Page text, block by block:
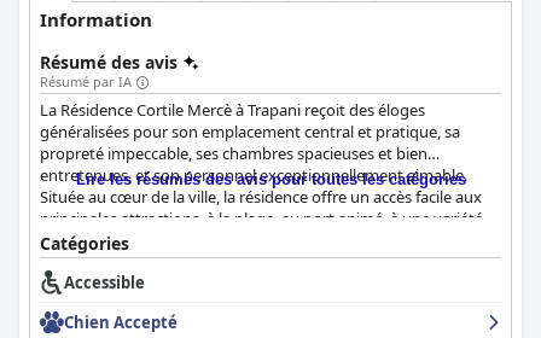
Information
Résumé des avis
Résumé par IA
La Résidence Cortile Mercè à Trapani reçoit des éloges
généralisées pour son emplacement central et pratique, sa
propreté impeccable, ses chambres spacieuses et bien
entretenues, et son personnel exceptionnellement aimable.
Située au cœur de la ville, la résidence offre un accès facile aux
principales attractions, à la plage, au port animé, à une variété
de restaurants, aux services de location et aux centres de
transport, ce qui en fait un point de départ idéal pour les
voyageurs.
Les clients soulignent constamment l'emplacement parfait et
Lire les résumés des avis pour toutes les catégories
Catégories
Accessible
Chien Accepté